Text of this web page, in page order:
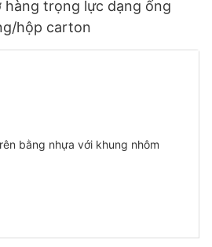
hàng trọng lực dạng ống
hộp carton